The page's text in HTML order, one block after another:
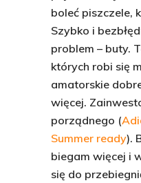
boleć piszczele,
Szybko i
problem – buty.
których robi się
amatorskie
więcej.
porządnego (
Summer ready).
biegam więcej i
się do